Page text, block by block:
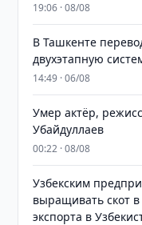
19:06 · 08/08
В Ташкенте
двухэтапную
14:49 · 06/08
Умер актёр,
Убайдуллаев
00:22 · 08/08
Узбекским
выращивать скот
экспорта в